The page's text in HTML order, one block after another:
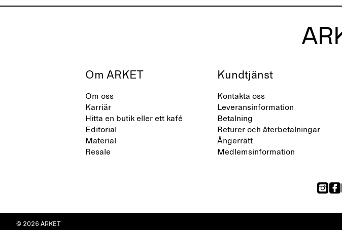
Om ARKET
Om oss
Karriär
Hitta en butik eller ett kafé
Editorial
Material
Resale
Kundtjänst
Kontakta oss
Leveransinformation
Betalning
Returer och återbetalningar
Ångerrätt
Medlemsinformation
© 2026 ARKET